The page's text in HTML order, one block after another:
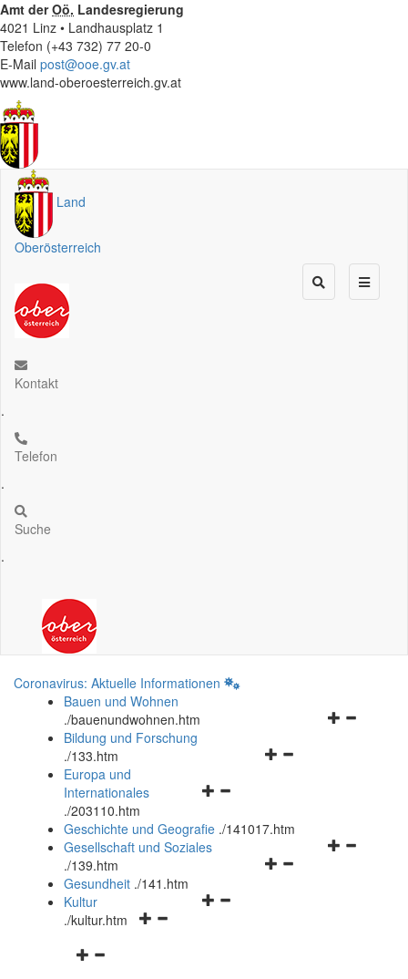
Amt derOö. Landesregierung
4021 Linz • Landhausplatz 1
Telefon (+43 732) 77 20-0
E-Mail post@ooe.gv.at
www.land-oberoesterreich.gv.at
Land
Oberösterreich
Kontakt
.
Telefon
.
Suche
.
Coronavirus: Aktuelle Informationen
Bauen und Wohnen
./bauenundwohnen.htm
Navigationsmenü
Bildung und Forschung
./133.htm
Navigationsmenü
und
schließen
Europa und
Internationales
./203110.htm
Geschichte und Geografie ./141017.htm
Navigationsmenü
Gesellschaft und Soziales
./139.htm
Navigationsmenü
Gesundheit ./141.htm
Navigationsmenü
Kultur
./kultur.htm
Navigationsmenü